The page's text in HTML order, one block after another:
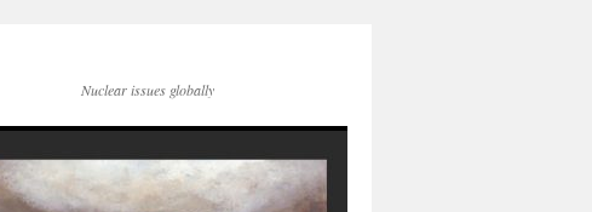
Nuclear issues globally